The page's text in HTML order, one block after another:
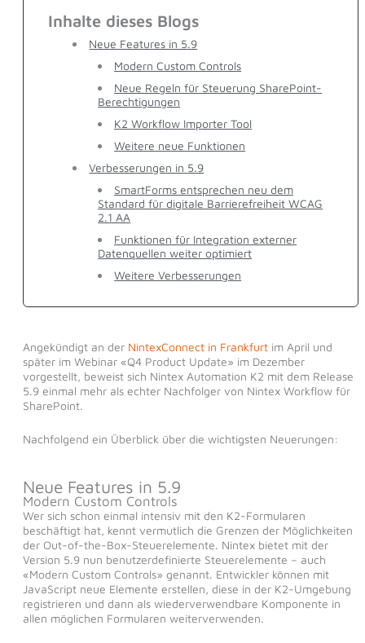
Inhalte dieses Blogs
Neue Features in 5.9
Modern Custom Controls
Neue Regeln für Steuerung SharePoint-
Berechtigungen
K2 Workflow Importer Tool
Weitere neue Funktionen
Verbesserungen in 5.9
SmartForms entsprechen neu dem
Standard für digitale Barrierefreiheit WCAG
2.1 AA
Funktionen für Integration externer
Datenquellen weiter optimiert
Weitere Verbesserungen
Angekündigt an der NintexConnect in Frankfurtim April und
später im Webinar «Q4 Product Update» im Dezember
vorgestellt, beweist sich Nintex Automation K2 mit dem Release
5.9 einmal mehr als echter Nachfolger von Nintex Workflow für
SharePoint.
Nachfolgend ein Überblick über die wichtigsten Neuerungen:
Neue Features in 5.9
Modern Custom Controls
Wer sich schon einmal intensiv mit den K2-Formularen
beschäftigt hat, kennt vermutlich die Grenzen der Möglichkeiten
der Out-of-the-Box-Steuerelemente. Nintex bietet mit der
Version 5.9 nun benutzerdefinierte Steuerelemente – auch
«Modern Custom Controls» genannt. Entwickler können mit
JavaScript neue Elemente erstellen, diese in der K2-Umgebung
registrieren und dann als wiederverwendbare Komponente in
allen möglichen Formularen weiterverwenden.